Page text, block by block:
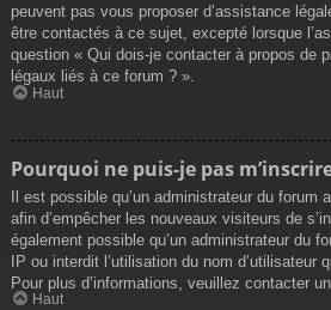
peuvent pas vous proposer d’assistance
être contactés à ce sujet, excepté lorsque
question « Qui dois-je contacter à propos de
légaux liés à ce forum ? ».
Haut
Pourquoi ne puis-je pas
Il est possible qu’un administrateur du
afin d’empêcher les nouveaux visiteurs de
également possible qu’un administrateur du
IP ou interdit l’utilisation du nom d’utilisateur
Pour plus d’informations, veuillez contacter
Haut